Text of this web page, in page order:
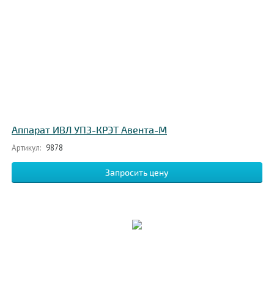
Аппарат ИВЛ УПЗ-КРЭТ Авента-М
Артикул: 9878
Запросить цену